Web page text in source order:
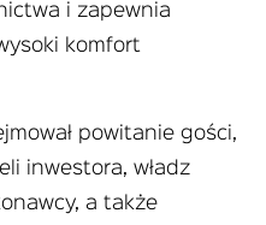
i zapewnia
komfort
powitanie gości,
inwestora, władz
a także